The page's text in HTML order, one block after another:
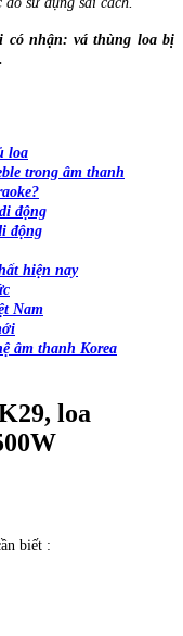
có nhận: vá thùng loa bị
loa
trong âm thanh
động
động
hiện nay
Nam
âm thanh Korea
loa
biết :